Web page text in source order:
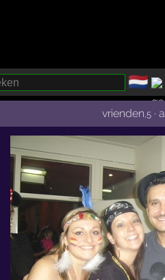
🇳🇱
vrienden ,5 ·